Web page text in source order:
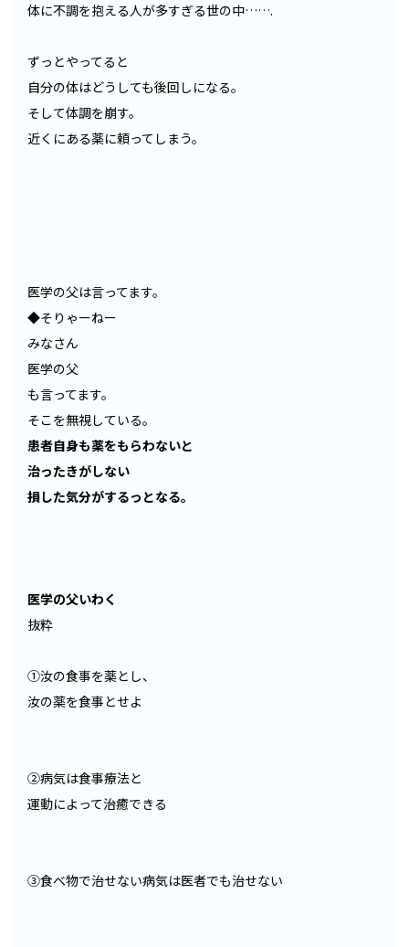
体に不調を抱える人が多すぎる世の中…….
ずっとやってると
自分の体はどうしても後回しになる。
そして体調を崩す。
近くにある薬に頼ってしまう。
医学の父は言ってます。
◆そりゃーねー
みなさん
医学の父
も言ってます。
そこを無視している。
患者自身も薬をもらわないと
治ったきがしない
損した気分がするっとなる。
医学の父いわく
抜粋
①汝の食事を薬とし、
汝の薬を食事とせよ
②病気は食事療法と
運動によって治癒できる
③食べ物で治せない病気は医者でも治せない